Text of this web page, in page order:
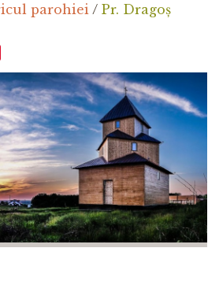
parohiei / Pr. Dragoș